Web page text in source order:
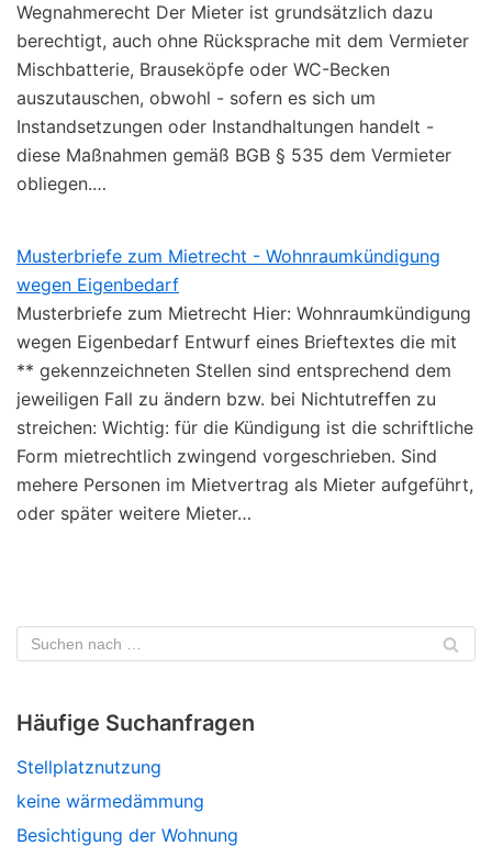
Wegnahmerecht Der Mieter ist grundsätzlich dazu
berechtigt, auch ohne Rücksprache mit dem Vermieter
Mischbatterie, Brauseköpfe oder WC-Becken
auszutauschen, obwohl - sofern es sich um
Instandsetzungen oder Instandhaltungen handelt -
diese Maßnahmen gemäß BGB § 535 dem Vermieter
obliegen.…
Musterbriefe zum Mietrecht - Wohnraumkündigung
wegen Eigenbedarf
Musterbriefe zum Mietrecht Hier: Wohnraumkündigung
wegen Eigenbedarf Entwurf eines Brieftextes die mit
** gekennzeichneten Stellen sind entsprechend dem
jeweiligen Fall zu ändern bzw. bei Nichtutreffen zu
streichen: Wichtig: für die Kündigung ist die schriftliche
Form mietrechtlich zwingend vorgeschrieben. Sind
mehere Personen im Mietvertrag als Mieter aufgeführt,
oder später weitere Mieter…
Häufige Suchanfragen
Stellplatznutzung
keine wärmedämmung
Besichtigung der Wohnung